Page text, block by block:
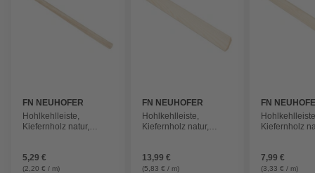
FN NEUHOFER
Hohlkehlleiste,
Kiefernholz natur,
5,29 €
(2,20 € / m)
FN NEUHOFER
Hohlkehlleiste,
Kiefernholz natur,
13,99 €
(5,83 € / m)
FN
Kiefernholz
7,99 €
(3,33 € / m)